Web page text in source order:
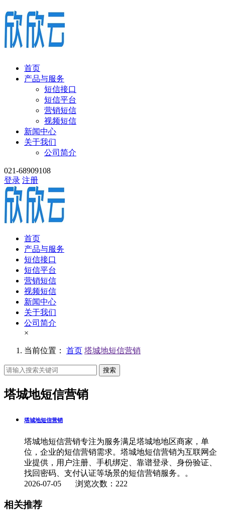
首页
产品与服务
短信接口
短信平台
营销短信
视频短信
新闻中心
关于我们
公司简介
021-68909108
登录 注册
首页
产品与服务
短信接口
短信平台
营销短信
视频短信
新闻中心
关于我们
公司简介
×
当前位置： 首页 塔城地短信营销
搜索
塔城地短信营销
塔城地短信营销
塔城地短信营销专注为服务满足塔城地地区商家，单
位，企业的短信营销需求。塔城地短信营销为互联网企
业提供，用户注册、手机绑定、靠谱登录、身份验证、
找回密码、支付认证等场景的短信营销服务。。
2026-07-05 浏览次数：222
相关推荐